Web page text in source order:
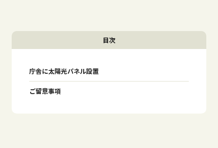
目次
庁舎に太陽光パネル設置
ご留意事項